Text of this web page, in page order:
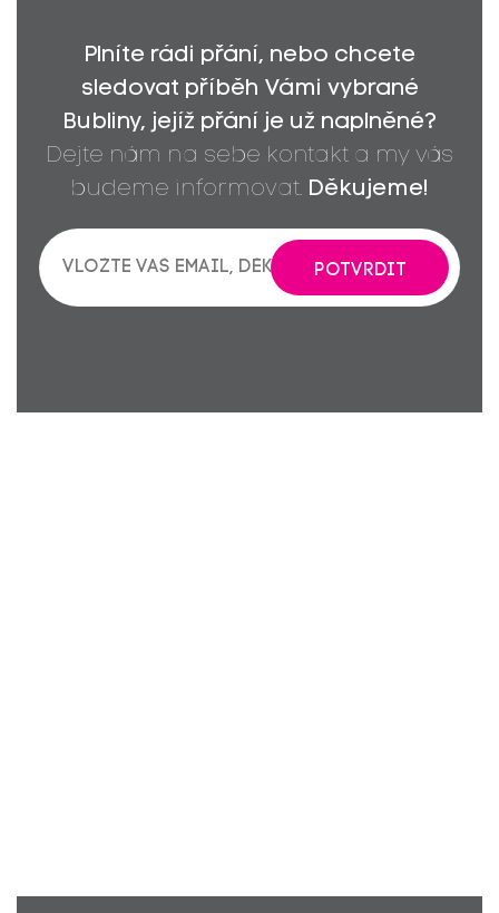
Plníte rádi přání, nebo chcete
sledovat příběh Vámi vybrané
Bubliny, jejíž přání je už naplněné?
Dejte nám na sebe kontakt a my vás
budeme informovat. Děkujeme!
POTVRDIT